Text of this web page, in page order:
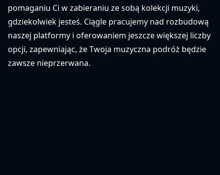
pomaganiu Ci w zabieraniu ze sobą kolekcji muzyki,
gdziekolwiek jesteś. Ciągle pracujemy nad rozbudową
naszej platformy i oferowaniem jeszcze większej liczby
opcji, zapewniając, że Twoja muzyczna podróż będzie
zawsze nieprzerwana.